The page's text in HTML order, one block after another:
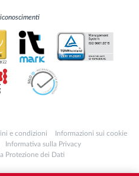
e condizioni
Informazioni sui cookie
Informativa sulla Privacy
Protezione dei Dati